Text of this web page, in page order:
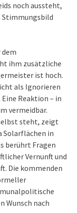
noch aussteht,
dem
ihm zusätzliche
ist hoch.
als Ignorieren
Reaktion – in
vermeidbar.
steht, zeigt
Solarflächen in
berührt Fragen
Vernunft und
Die kommenden
Wunsch nach